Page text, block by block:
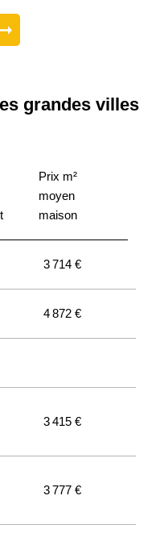
grandes villes
Prix m²
moyen
maison
3 714 €
4 872 €
3 415 €
3 777 €